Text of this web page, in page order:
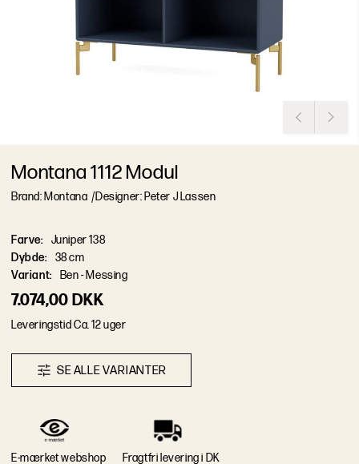
7.074,00 DKK
Leveringstid Ca. 12 uger
Montana 1112 Modul
Brand: Montana /Designer: Peter J Lassen
SEALLEVAR ANTER
Farve:
Juniper 138
Dybde:
38 cm
Variant: Ben - Messing
E-mærket webshop Fragtfri levering i DK